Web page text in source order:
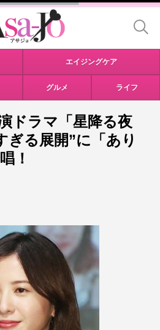
エイジングケア
グルメ ライフ
ドラマ「星降る夜
ぎる展開”に「あり
！